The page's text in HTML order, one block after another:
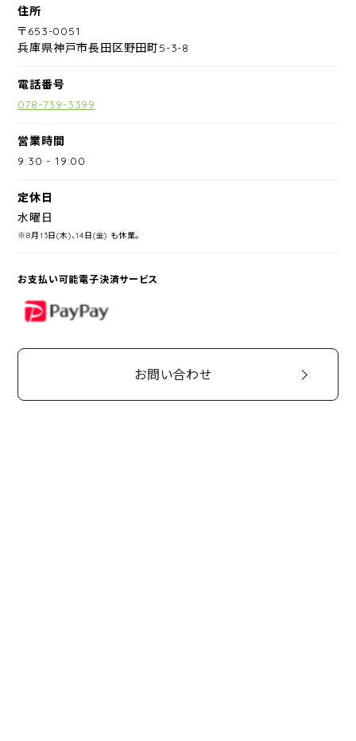
住所
〒653-0051
兵庫県神戸市長田区野田町5-3-8
電話番号
078-739-3399
営業時間
9:30 -19:00
定休日
水曜日
※8月13日(木)、14日(金) も休業。
お支払い可能電子決済サービス
PayPay
お問い合わせ